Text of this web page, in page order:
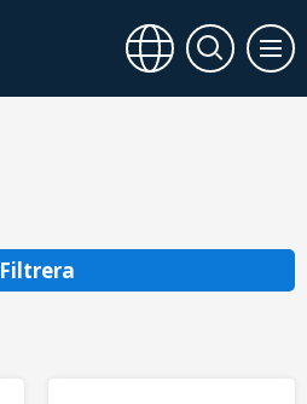
Filtrera